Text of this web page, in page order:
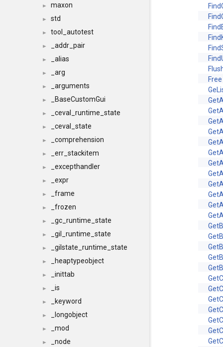
► maxon
► std
► tool_autotest
► _addr_pair
► _alias
► _arg
► _arguments
► _BaseCustomGui
► _ceval_runtime_state
► _ceval_state
► _comprehension
► _err_stackitem
► _excepthandler
► _expr
► _frame
► _frozen
► _gc_runtime_state
► _gil_runtime_state
► _gilstate_runtime_state
► _heaptypeobject
► _inittab
► _is
► _keyword
► _longobject
► _mod
► _node
Free